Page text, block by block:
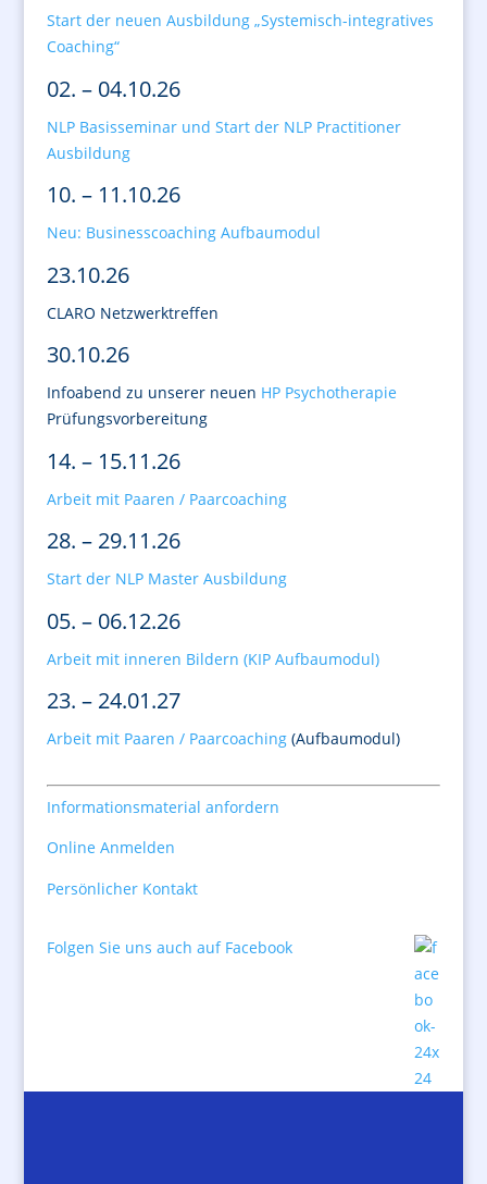
Start der neuen Ausbildung „Systemisch-integratives
Coaching“
02. – 04.10.26
NLP Basisseminar und Start der NLP Practitioner
Ausbildung
10. – 11.10.26
Neu: Businesscoaching Aufbaumodul
23.10.26
CLARO Netzwerktreffen
30.10.26
Infoabend zu unserer neuen HP Psychotherapie
Prüfungsvorbereitung
14. – 15.11.26
Arbeit mit Paaren / Paarcoaching
28. – 29.11.26
Start der NLP Master Ausbildung
05. – 06.12.26
Arbeit mit inneren Bildern (KIP Aufbaumodul)
23. – 24.01.27
Arbeit mit Paaren / Paarcoaching(Aufbaumodul)
Informationsmaterial anfordern
Online Anmelden
Persönlicher Kontakt
Folgen Sie uns auch auf Facebook